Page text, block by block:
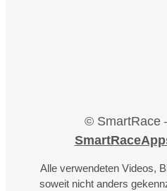
© SmartRace
Alle verwendeten Videos,
soweit nicht anders